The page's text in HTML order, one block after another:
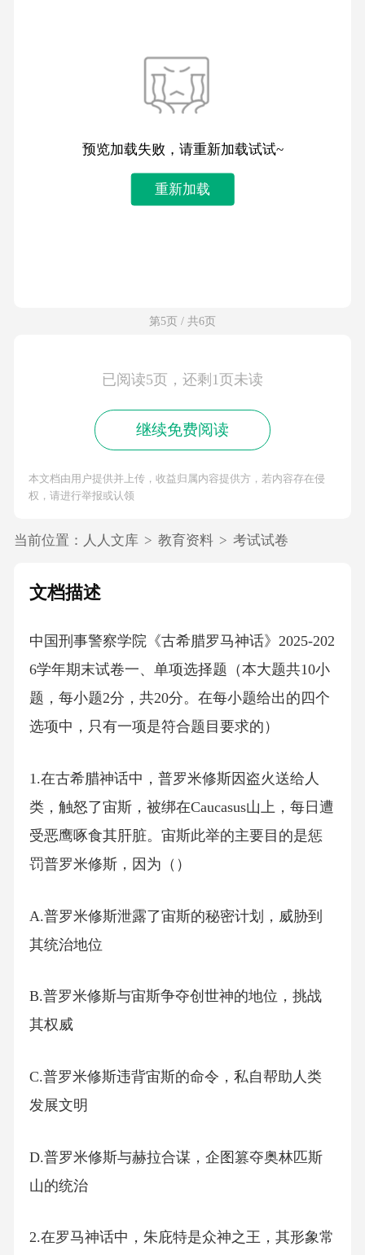
预览加载失败，请重新加载试试~
重新加载
第5页 / 共6页
已阅读5页，还剩1页未读
继续免费阅读
本文档由用户提供并上传，收益归属内容提供方，若内容存在侵
权，请进行举报或认领
当前位置： 人人文库 > 教育资料 > 考试试卷
文档描述
中国刑事警察学院《古希腊罗马神话》2025-202
6学年期末试卷一、单项选择题（本大题共10小
题，每小题2分，共20分。在每小题给出的四个
选项中，只有一项是符合题目要求的）
1.在古希腊神话中，普罗米修斯因盗火送给人
类，触怒了宙斯，被绑在Caucasus山上，每日遭
受恶鹰啄食其肝脏。宙斯此举的主要目的是惩
罚普罗米修斯，因为（）
A.普罗米修斯泄露了宙斯的秘密计划，威胁到
其统治地位
B.普罗米修斯与宙斯争夺创世神的地位，挑战
其权威
C.普罗米修斯违背宙斯的命令，私自帮助人类
发展文明
D.普罗米修斯与赫拉合谋，企图篡夺奥林匹斯
山的统治
2.在罗马神话中，朱庇特是众神之王，其形象常